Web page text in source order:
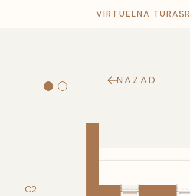
VIRTUELNA TURASR
NAZAD
C2